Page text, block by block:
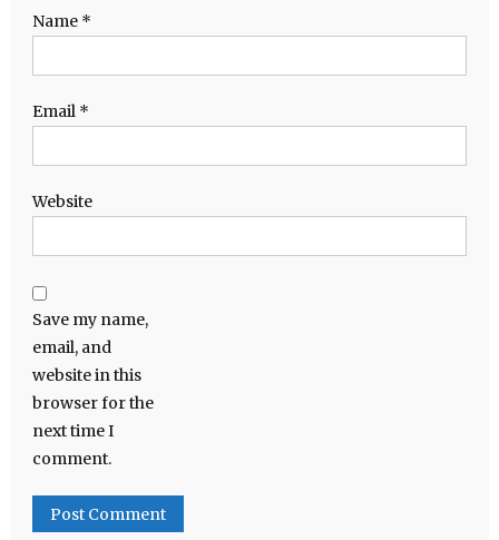
Name *
Email *
Website
Save my name,
email, and
website in this
browser for the
next time I
comment.